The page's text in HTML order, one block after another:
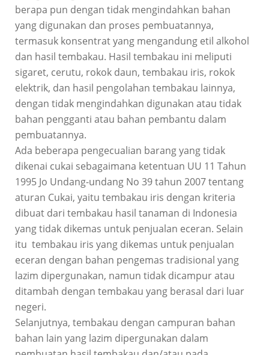
berapa pun dengan tidak mengindahkan bahan
yang digunakan dan proses pembuatannya,
termasuk konsentrat yang mengandung etil alkohol
dan hasil tembakau. Hasil tembakau ini meliputi
sigaret, cerutu, rokok daun, tembakau iris, rokok
elektrik, dan hasil pengolahan tembakau lainnya,
dengan tidak mengindahkan digunakan atau tidak
bahan pengganti atau bahan pembantu dalam
pembuatannya.
Ada beberapa pengecualian barang yang tidak
dikenai cukai sebagaimana ketentuan UU 11 Tahun
1995 Jo Undang-undang No 39 tahun 2007 tentang
aturan Cukai, yaitu tembakau iris dengan kriteria
dibuat dari tembakau hasil tanaman di Indonesia
yang tidak dikemas untuk penjualan eceran. Selain
itu tembakau iris yang dikemas untuk penjualan
eceran dengan bahan pengemas tradisional yang
lazim dipergunakan, namun tidak dicampur atau
ditambah dengan tembakau yang berasal dari luar
negeri.
Selanjutnya, tembakau dengan campuran bahan
bahan lain yang lazim dipergunakan dalam